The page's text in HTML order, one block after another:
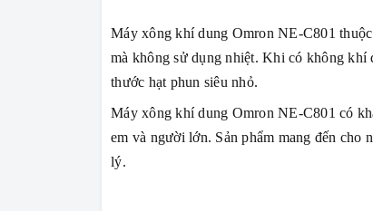
Máy xông khí dung Omron NE-C801
mà không sử dụng nhiệt. Khi có không khí
thước hạt phun siêu nhỏ.
Máy xông khí dung Omron NE-C801 có
em và người lớn. Sản phẩm mang đến
lý.